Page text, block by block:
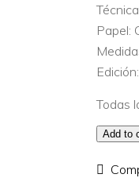
Papel:
Todas
Add to